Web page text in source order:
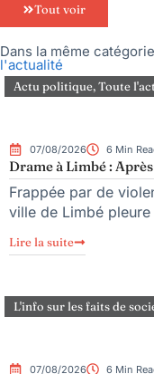
Tout voir
Dans la même
l'actualité
Actu politique,Toute
07/08/2026 6 Min
Drame à Limbé :
Frappée par de
ville de Limbé pleure
Lire la suite
L'info sur les faits de
07/08/2026 6 Min